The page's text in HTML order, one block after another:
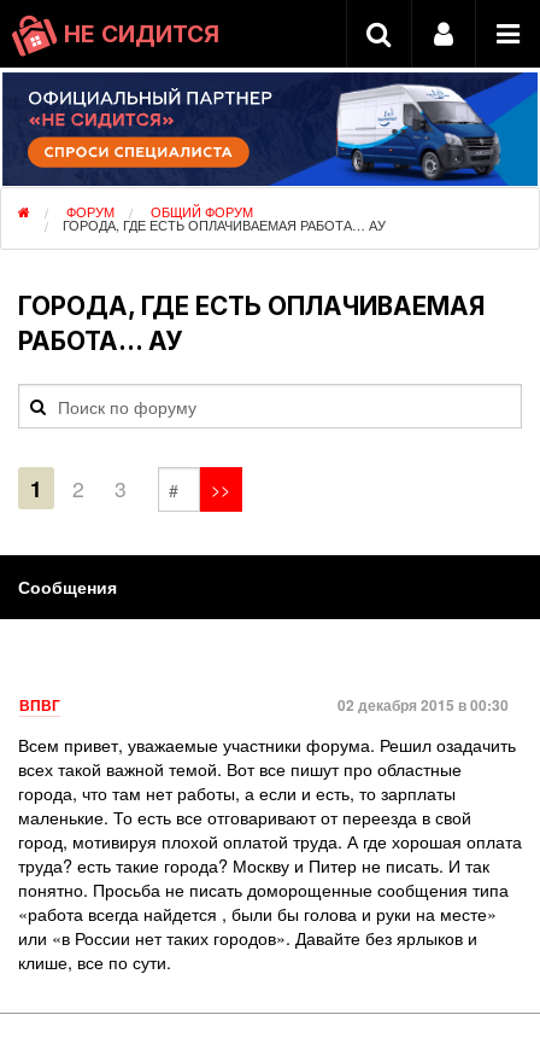
НЕ СИДИТСЯ
ФОРУМ ОБЩИЙ ФОРУМ
ГОРОДА, ГДЕ ЕСТЬ ОПЛАЧИВАЕМАЯ РАБОТА… АУ
ГОРОДА, ГДЕ ЕСТЬ ОПЛАЧИВАЕМАЯ
РАБОТА… АУ
1 2 3
Сообщения
ВПВГ 02 декабря 2015 в 00:30
Всем привет, уважаемые участники форума. Решил озадачить
всех такой важной темой. Вот все пишут про областные
города, что там нет работы, а если и есть, то зарплаты
маленькие. То есть все отговаривают от переезда в свой
город, мотивируя плохой оплатой труда. А где хорошая оплата
труда? есть такие города? Москву и Питер не писать. И так
понятно. Просьба не писать доморощенные сообщения типа
«работа всегда найдется , были бы голова и руки на месте»
или «в России нет таких городов». Давайте без ярлыков и
клише, все по сути.